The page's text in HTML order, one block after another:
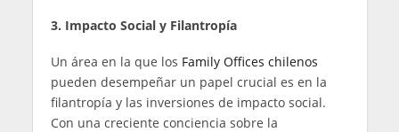
3. Impacto Social y Filantropía
Un área en la que los Family Offices chilenos
pueden desempeñar un papel crucial es en la
filantropía y las inversiones de impacto social.
Con una creciente conciencia sobre la